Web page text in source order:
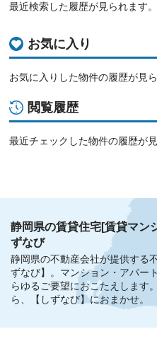
お気に入り
お気に入りした物件の履歴が見ら
閲覧履歴
最近チェックした物件の履歴が見
最近検索した履歴が見られます。
静岡県の賃貸住宅[賃貸マン
ずなび
静岡県の不動産会社が提供する
ずなび】。 マンション・アパー
らゆるご要望におこたえします。
ら、【しずなび】におまかせ。